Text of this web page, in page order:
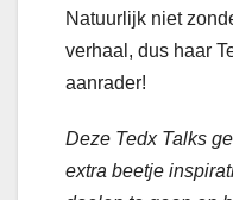
Natuurlijk niet
verhaal, dus haar
aanrader!
Deze Tedx Talks
extra beetje